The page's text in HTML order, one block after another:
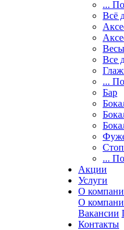
...
Всё
Все
...
Бар
...
Акции
Услуги
О
О
Вакансии
Контакты